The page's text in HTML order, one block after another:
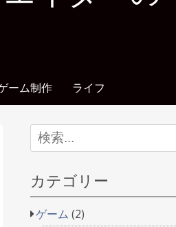
ーム制作 ライフ
カテゴリー
ゲーム (2)